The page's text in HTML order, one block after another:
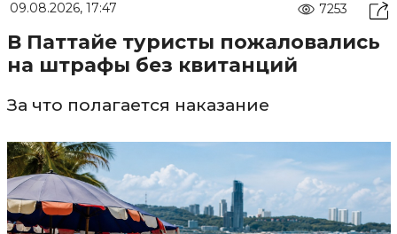
09.08.2026, 17:47 7253
В Паттайе туристы пожаловались
на штрафы без квитанций
За что полагается наказание